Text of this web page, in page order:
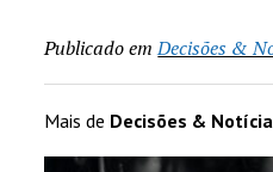
Publicado em Decisões &
Mais de Decisões &